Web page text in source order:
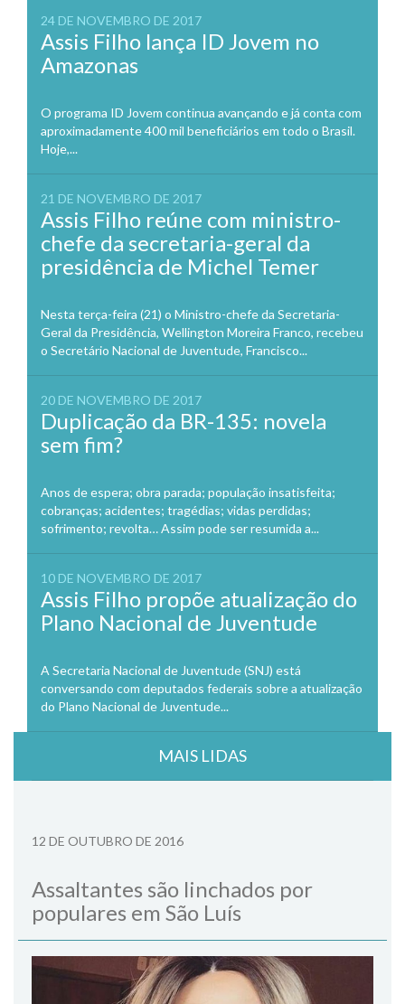
24 DE NOVEMBRO DE 2017
Assis Filho lança ID Jovem no
Amazonas
O programa ID Jovem continua avançando e já conta com
aproximadamente 400 mil beneficiários em todo o Brasil.
Hoje,...
21 DE NOVEMBRO DE 2017
Assis Filho reúne com ministro-
chefe da secretaria-geral da
presidência de Michel Temer
Nesta terça-feira (21) o Ministro-chefe da Secretaria-
Geral da Presidência, Wellington Moreira Franco, recebeu
o Secretário Nacional de Juventude, Francisco...
20 DE NOVEMBRO DE 2017
Duplicação da BR-135: novela
sem fim?
Anos de espera; obra parada; população insatisfeita;
cobranças; acidentes; tragédias; vidas perdidas;
sofrimento; revolta… Assim pode ser resumida a...
10 DE NOVEMBRO DE 2017
Assis Filho propõe atualização do
Plano Nacional de Juventude
A Secretaria Nacional de Juventude (SNJ) está
conversando com deputados federais sobre a atualização
do Plano Nacional de Juventude...
MAIS LIDAS
12 DE OUTUBRO DE 2016
Assaltantes são linchados por
populares em São Luís